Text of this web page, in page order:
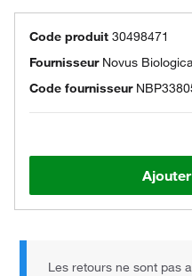
Code produit 30498471
Fournisseur Novus
Code fournisseur
Les retours ne sont pas